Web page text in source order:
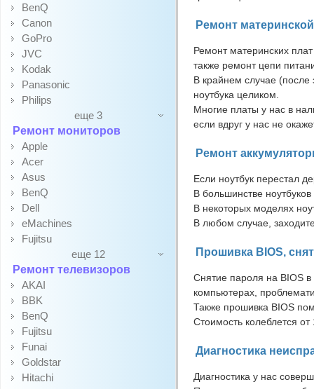
BenQ
Canon
GoPro
JVC
Kodak
Panasonic
Philips
еще 3
Ремонт мониторов
Apple
Acer
Asus
BenQ
Dell
eMachines
Fujitsu
еще 12
Ремонт телевизоров
AKAI
BBK
BenQ
Fujitsu
Funai
Goldstar
Hitachi
Ремонт
Ремонт материнских
также ремонт цепи
В крайнем случае (после
ноутбука целиком.
Многие платы у нас в
если вдруг у нас не
Ремонт
Если ноутбук перестал
В большинстве
В некоторых моделях
В любом случае,
Прошивка BIOS,
Снятие пароля на BIOS в
компьютерах,
Также прошивка BIOS
Стоимость колеблется
Диагностика
Диагностика у нас